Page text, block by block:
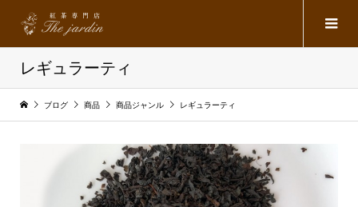
レギュラーティ
ブログ 商品 商品ジャンル レギュラーティ